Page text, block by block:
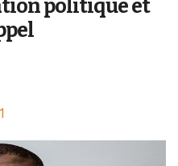
politique et